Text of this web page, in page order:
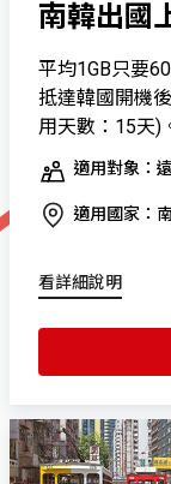
南韓出國
平均1GB只要
抵達韓國開機
用天數：15天)
適用對象：
適用國家：
看詳細說明